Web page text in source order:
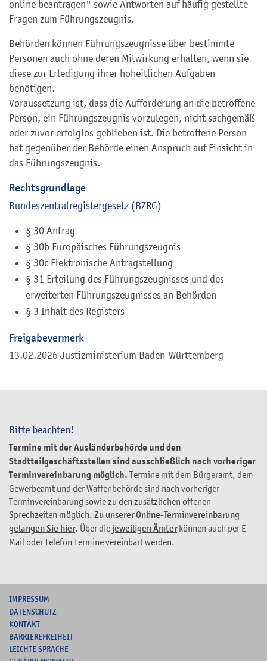
Bitte beachten!
Termine mit der Ausländerbehörde und den
Stadtteilgeschäftsstellen sind ausschließlich nach vorheriger
Terminvereinbarung möglich. Termine mit dem Bürgeramt, dem
Gewerbeamt und der Waffenbehörde sind nach vorheriger
Terminvereinbarung sowie zu den zusätzlichen offenen
Sprechzeiten möglich. Zu unserer Online-Terminvereinbarung
gelangen Sie hier. Über diejeweiligen Ämterkönnen auch per E-
Mail oder Telefon Termine vereinbart werden.
online beantragen" sowie Antworten auf häufig gestellte
Fragen zum Führungszeugnis.
Behörden können Führungszeugnisse über bestimmte
Personen auch ohne deren Mitwirkung erhalten, wenn sie
diese zur Erledigung ihrer hoheitlichen Aufgaben
benötigen.
Voraussetzung ist, dass die Aufforderung an die betroffene
Person, ein Führungszeugnis vorzulegen, nicht sachgemäß
oder zuvor erfolglos geblieben ist. Die betroffene Person
hat gegenüber der Behörde einen Anspruch auf Einsicht in
das Führungszeugnis.
Rechtsgrundlage
Bundeszentralregistergesetz (BZRG)
§ 30 Antrag
§ 30b Europäisches Führungszeugnis
§ 30c Elektronische Antragstellung
§ 31 Erteilung des Führungszeugnisses und des
erweiterten Führungszeugnisses an Behörden
§ 3 Inhalt des Registers
Freigabevermerk
13.02.2026 Justizministerium Baden-Württemberg
IMPRESSUM
DATENSCHUTZ
KONTAKT
BARRIEREFREIHEIT
LEICHTE SPRACHE